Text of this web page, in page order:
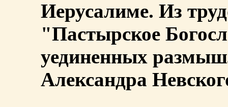
Иерусалиме. Из
"Пастырское
уединенных
Александра